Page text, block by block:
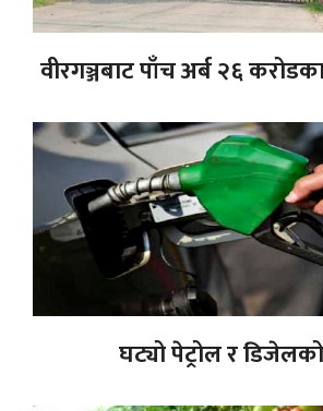
वीरगञ्जबाट पाँच अर्ब २६
घट्यो पेट्रोल र